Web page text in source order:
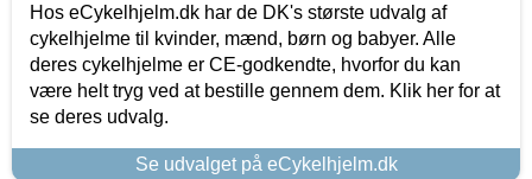
Hos eCykelhjelm.dk har de DK's største udvalg af
cykelhjelme til kvinder, mænd, børn og babyer. Alle
deres cykelhjelme er CE-godkendte, hvorfor du kan
være helt tryg ved at bestille gennem dem. Klik her for at
se deres udvalg.
Se udvalget på eCykelhjelm.dk